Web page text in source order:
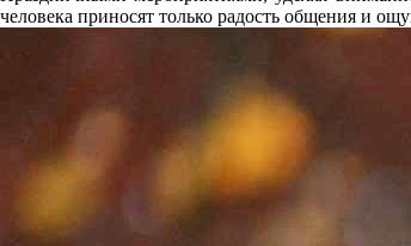
человека приносят только радость общения и